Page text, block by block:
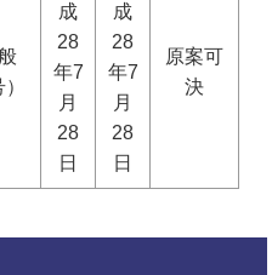
成
28
年7
月
28
日
成
28
年7
月
28
日
原案可
決